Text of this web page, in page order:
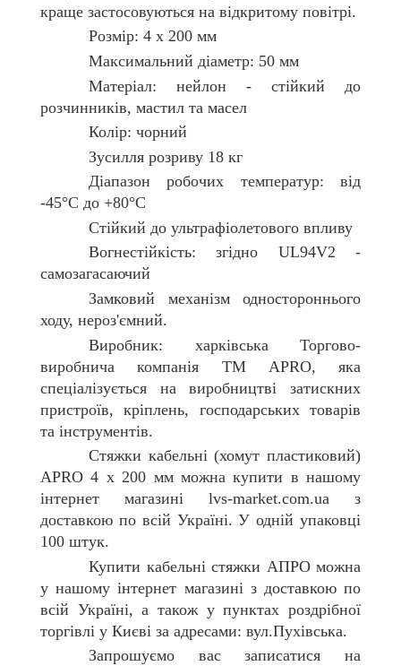
краще застосовуються на відкритому повітрі.
Розмір: 4 х 200 мм
Максимальний діаметр: 50 мм
Матеріал: нейлон - стійкий до
розчинників, мастил та масел
Колір: чорний
Зусилля розриву 18 кг
Діапазон робочих температур: від
-45°С до +80°С
Стійкий до ультрафіолетового впливу
Вогнестійкість: згідно UL94V2 -
самозагасаючий
Замковий механізм одностороннього
ходу, нероз'ємний.
Виробник: харківська Торгово-
виробнича компанія ТМ APRO, яка
спеціалізується на виробництві затискних
пристроїв, кріплень, господарських товарів
та інструментів.
Стяжки кабельні (хомут пластиковий)
APRO 4 х 200 мм можна купити в нашому
інтернет магазині lvs-market.com.ua з
доставкою по всій Україні. У одній упаковці
100 штук.
Купити кабельні стяжки АПРОможна
у нашому інтернет магазині з доставкою по
всій Україні, а також у пунктах роздрібної
торгівлі у Києві за адресами: вул.Пухівська.
Запрошуємо вас записатися на